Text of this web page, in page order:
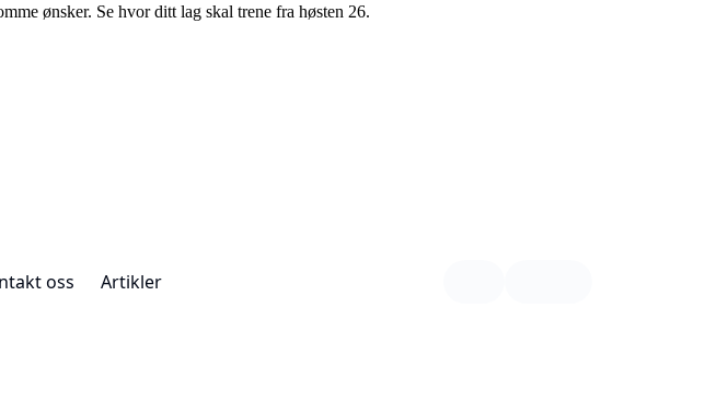
ønsker. Se hvor ditt lag skal trene fra høsten 26.